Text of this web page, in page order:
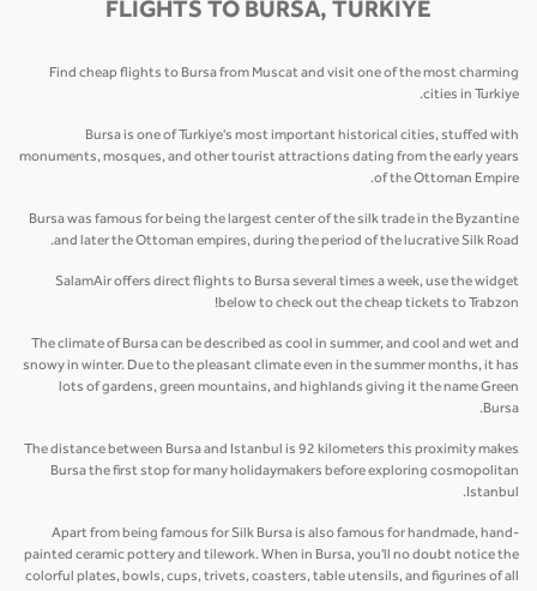
FLIGHTS TO BURSA, TURKIYE
Find cheap flights to Bursa from Muscat and visit one of the most charming
cities in Turkiye.
Bursa is one of Turkiye's most important historical cities, stuffed with
monuments, mosques, and other tourist attractions dating from the early years
of the Ottoman Empire.
Bursa was famous for being the largest center of the silk trade in the Byzantine
and later the Ottoman empires, during the period of the lucrative Silk Road.
SalamAir offers direct flights to Bursa several times a week, use the widget
below to check out the cheap tickets to Trabzon!
The climate of Bursa can be described as cool in summer, and cool and wet and
snowy in winter. Due to the pleasant climate even in the summer months, it has
lots of gardens, green mountains, and highlands giving it the name Green
Bursa.
The distance between Bursa and Istanbul is 92 kilometers this proximity makes
Bursa the first stop for many holidaymakers before exploring cosmopolitan
Istanbul.
Apart from being famous for Silk Bursa is also famous for handmade, hand-
painted ceramic pottery and tilework. When in Bursa, you'll no doubt notice the
colorful plates, bowls, cups, trivets, coasters, table utensils, and figurines of all